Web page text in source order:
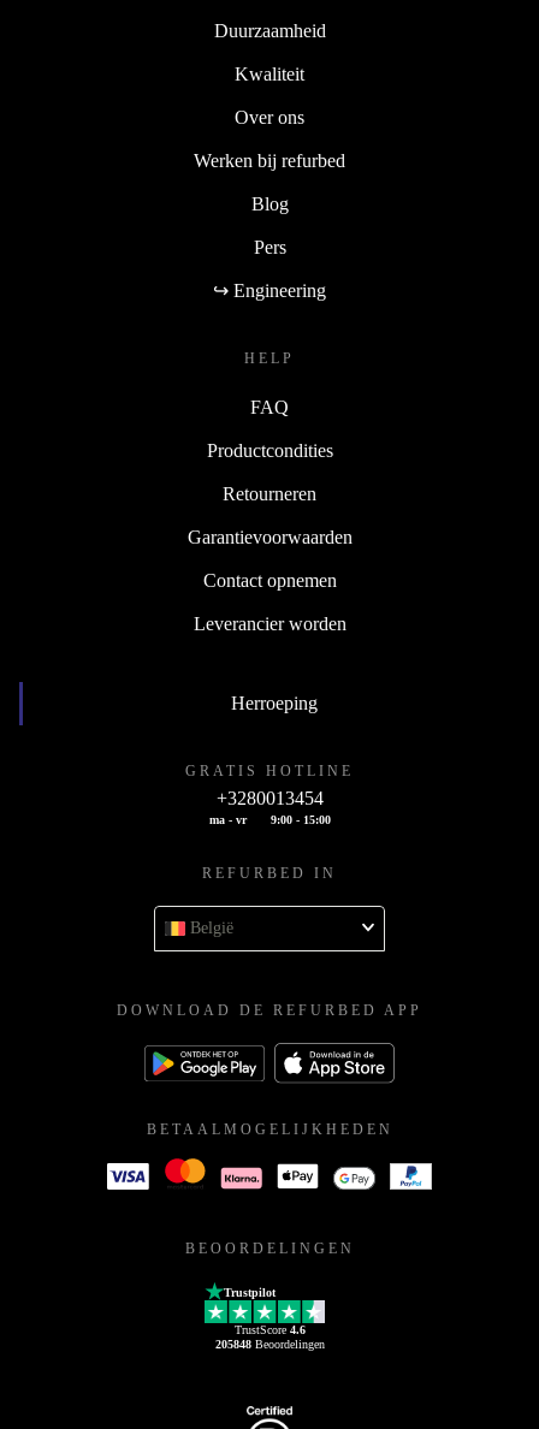
Duurzaamheid
Kwaliteit
Over ons
Werken bij refurbed
Blog
Pers
↪ Engineering
HELP
FAQ
Productcondities
Retourneren
Garantievoorwaarden
Contact opnemen
Leverancier worden
Herroeping
GRATIS HOTLINE
+3280013454
ma - vr 9:00 - 15:00
REFURBED IN
België
DOWNLOAD DE REFURBED APP
BETAALMOGELIJKHEDEN
BEOORDELINGEN
Trustpilot
TrustScore 4.6
205848Beoordelingen